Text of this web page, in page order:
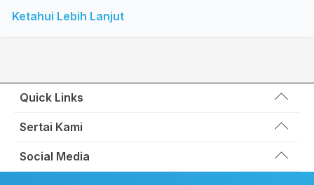
Ketahui Lebih Lanjut
Quick Links
Wakil Rakyat
Hubungi Kami
Sumbangan
Sertai Kami
Portal Anggota KEADILAN
Social Media